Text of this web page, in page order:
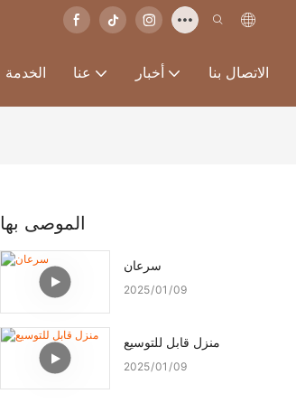
الخدمة عنا أخبار الاتصال بنا
الموصى بها
سرعان
2025 01 09
منزل قابل للتوسيع
2025 01 09